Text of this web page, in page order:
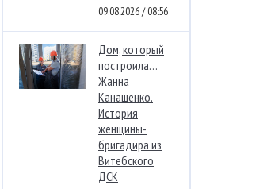
09.08.2026 / 08:56
Дом, который
построила…
Жанна
Канашенко.
История
женщины-
бригадира из
Витебского
ДСК